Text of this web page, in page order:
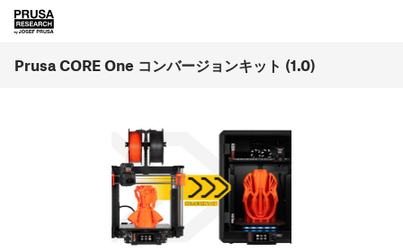
Prusa CORE One コンバージョンキット (1.0)